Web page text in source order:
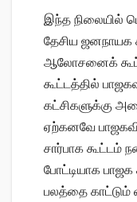
இந்த நிலையில்
தேசிய ஜனநாயக
ஆலோசனைக்
கூட்டத்தில்
கட்சிகளுக்கு
ஏற்கனவே
சார்பாக கூட்டம்
போட்டியாக
பலத்தை காட்டும்